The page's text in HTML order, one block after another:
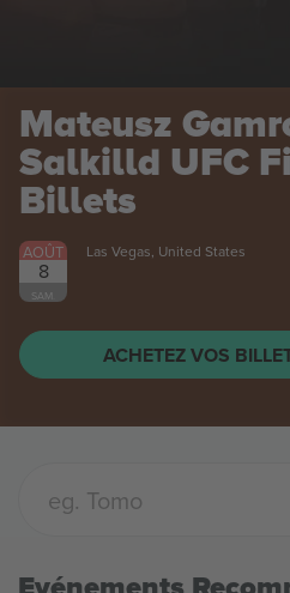
Mateusz
Salkilld UFC
Billets
AOÛT
8
SAM.
Las Vegas, United States
ACHETEZ VOS